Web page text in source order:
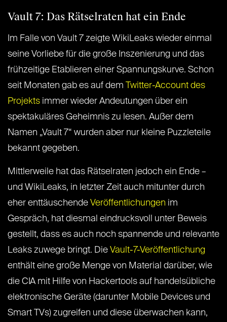
Vault 7: Das Rätselraten hat ein Ende
Im Falle von Vault 7 zeigte WikiLeaks wieder einmal
seine Vorliebe für die große Inszenierung und das
frühzeitige Etablieren einer Spannungskurve. Schon
seit Monaten gab es auf dem
Twitter-Account des
Projekts immer wieder Andeutungen über ein
spektakuläres Geheimnis zu lesen. Außer dem
Namen „Vault 7“ wurden aber nur kleine Puzzleteile
bekannt gegeben.
Mittlerweile hat das Rätselraten jedoch ein Ende –
und WikiLeaks, in letzter Zeit auch mitunter durch
eher enttäuschende Veröffentlichungen im
Gespräch, hat diesmal eindrucksvoll unter Beweis
gestellt, dass es auch noch spannende und relevante
Leaks zuwege bringt. Die Vault-7-Veröffentlichung
enthält eine große Menge von Material darüber, wie
die CIA mit Hilfe von Hackertools auf handelsübliche
elektronische Geräte (darunter Mobile Devices und
Smart TVs) zugreifen und diese überwachen kann,